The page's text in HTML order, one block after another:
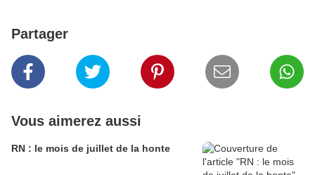
Partager
Vous aimerez aussi
RN : le mois de juillet de la honte